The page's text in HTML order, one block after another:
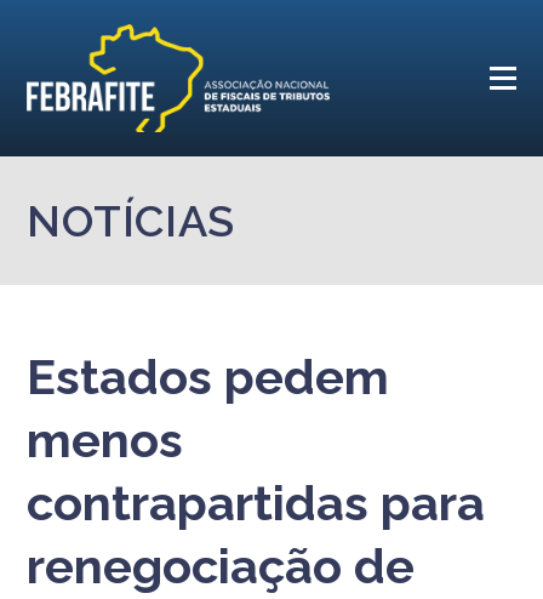
NOTÍCIAS
Estados pedem
menos
contrapartidas para
renegociação de